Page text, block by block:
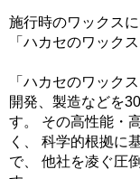
施行時のワックス
「ハカセのワック
「ハカセのワック
開発、製造などを
す。 その高性能・
く、 科学的根拠に
で、 他社を凌ぐ圧